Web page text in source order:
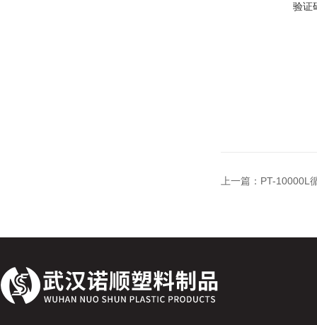
验证
上一篇： PT-10000L